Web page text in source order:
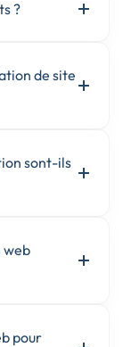
?
de site
sont-ils
web
pour